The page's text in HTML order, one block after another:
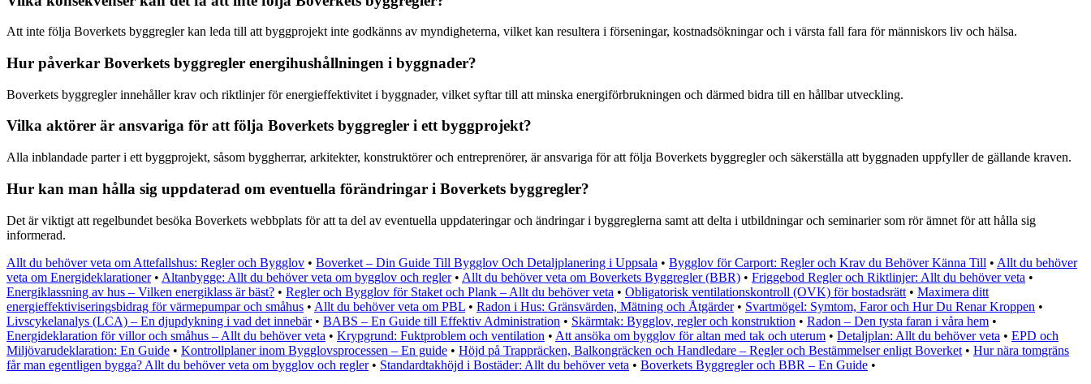
Att inte följa Boverkets byggregler kan leda till att byggprojekt inte godkänns av myndigheterna, vilket kan resultera i förseningar, kostnadsökningar och i värsta fall fara för människors liv och hälsa.
Hur påverkar Boverkets byggregler energihushållningen i byggnader?
Boverkets byggregler innehåller krav och riktlinjer för energieffektivitet i byggnader, vilket syftar till att minska energiförbrukningen och därmed bidra till en hållbar utveckling.
Vilka aktörer är ansvariga för att följa Boverkets byggregler i ett byggprojekt?
Alla inblandade parter i ett byggprojekt, såsom byggherrar, arkitekter, konstruktörer och entreprenörer, är ansvariga för att följa Boverkets byggregler och säkerställa att byggnaden uppfyller de gällande kraven.
Hur kan man hålla sig uppdaterad om eventuella förändringar i Boverkets byggregler?
Det är viktigt att regelbundet besöka Boverkets webbplats för att ta del av eventuella uppdateringar och ändringar i byggreglerna samt att delta i utbildningar och seminarier som rör ämnet för att hålla sig
informerad.
Allt du behöver veta om Attefallshus: Regler och Bygglov • Boverket – Din Guide Till Bygglov Och Detaljplanering i Uppsala • Bygglov för Carport: Regler och Krav du Behöver Känna Till • Allt du behöver
veta om Energideklarationer• Altanbygge: Allt du behöver veta om bygglov och regler• Allt du behöver veta om Boverkets Byggregler (BBR) • Friggebod Regler och Riktlinjer: Allt du behöver veta •
Energiklassning av hus – Vilken energiklass är bäst? • Regler och Bygglov för Staket och Plank – Allt du behöver veta • Obligatorisk ventilationskontroll (OVK) för bostadsrätt • Maximera ditt
energieffektiviseringsbidrag för värmepumpar och småhus • Allt du behöver veta om PBL • Radon i Hus: Gränsvärden, Mätning och Åtgärder• Svartmögel: Symtom, Faror och Hur Du Renar Kroppen •
Livscykelanalys (LCA) – En djupdykning i vad det innebär• BABS – En Guide till Effektiv Administration • Skärmtak: Bygglov, regler och konstruktion • Radon – Den tysta faran i våra hem •
Energideklaration för villor och småhus – Allt du behöver veta • Krypgrund: Fuktproblem och ventilation • Att ansöka om bygglov för altan med tak och uterum • Detaljplan: Allt du behöver veta • EPD och
Miljövarudeklaration: En Guide • Kontrollplaner inom Bygglovsprocessen – En guide • Höjd på Trappräcken, Balkongräcken och Handledare – Regler och Bestämmelser enligt Boverket • Hur nära tomgräns
får man egentligen bygga? Allt du behöver veta om bygglov och regler• Standardtakhöjd i Bostäder: Allt du behöver veta • Boverkets Byggregler och BBR – En Guide •